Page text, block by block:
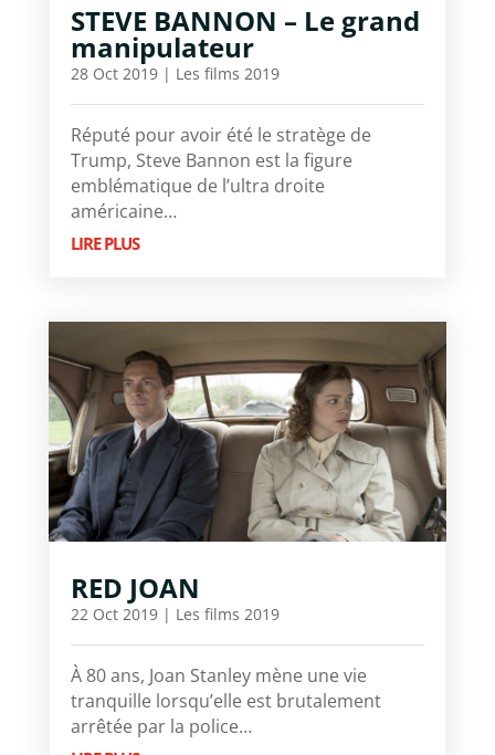
STEVE BANNON – Le grand
manipulateur
28 Oct 2019| Les films 2019
Réputé pour avoir été le stratège de
Trump, Steve Bannon est la figure
emblématique de l’ultra droite
américaine…
LIRE PLUS
RED JOAN
22 Oct 2019| Les films 2019
À 80 ans, Joan Stanley mène une vie
tranquille lorsqu’elle est brutalement
arrêtée par la police…